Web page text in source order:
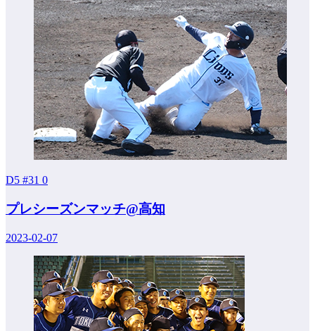
D5 #31 0
プレシーズンマッチ@高知
2023-02-07